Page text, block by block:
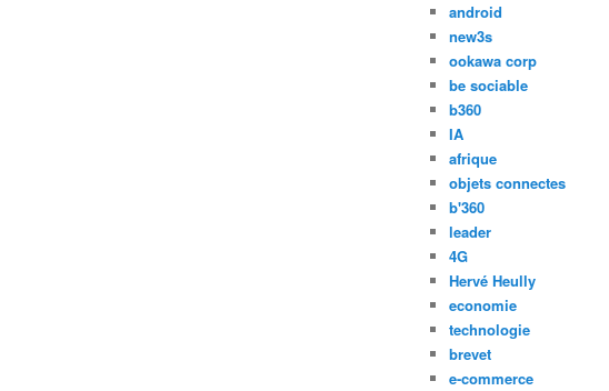
android
new3s
ookawa corp
be sociable
b360
IA
afrique
objets connectes
b'360
leader
4G
Hervé Heully
economie
technologie
brevet
e-commerce